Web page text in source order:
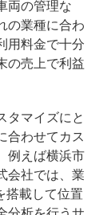
両の管理な
の業種に合わ
用料金で十分
の売上で利益
タマイズにと
合わせてカス
例えば横浜市
会社では、業
搭載して位置